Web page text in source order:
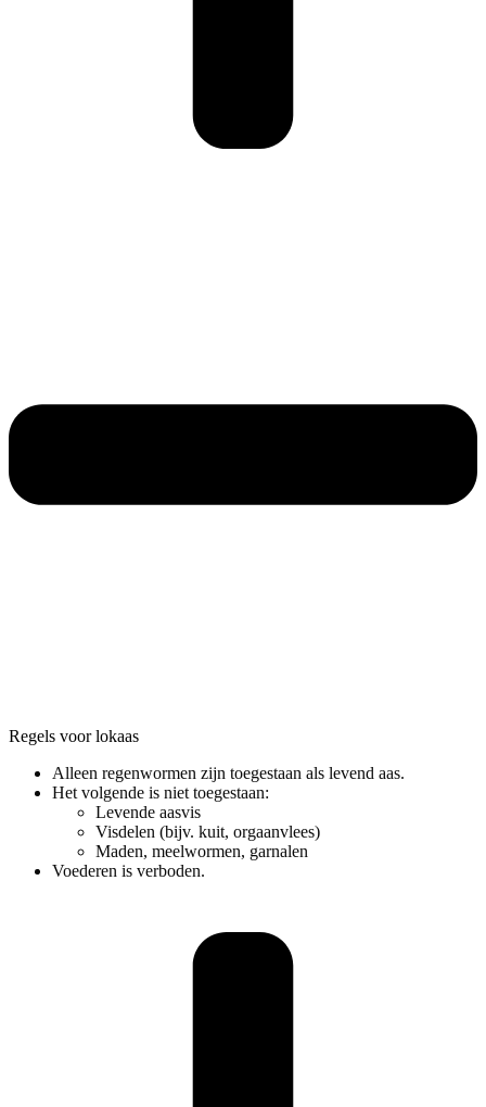
Regels voor lokaas
Alleen regenwormen zijn toegestaan als levend aas.
Het volgende is niet toegestaan:
Levende aasvis
Visdelen (bijv. kuit, orgaanvlees)
Maden, meelwormen, garnalen
Voederen is verboden.